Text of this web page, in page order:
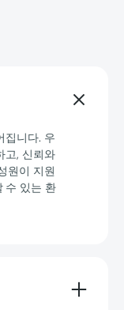
집니다. 우
고, 신뢰와
원이 지원
수 있는 환